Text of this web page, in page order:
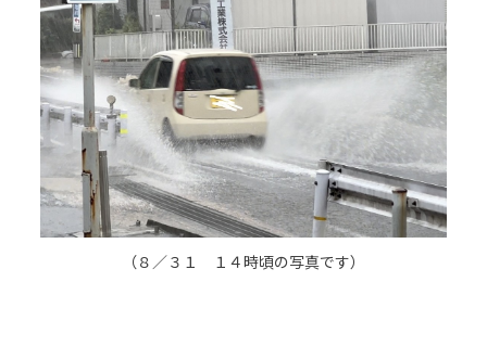
（８／３１ １４時頃の写真です）